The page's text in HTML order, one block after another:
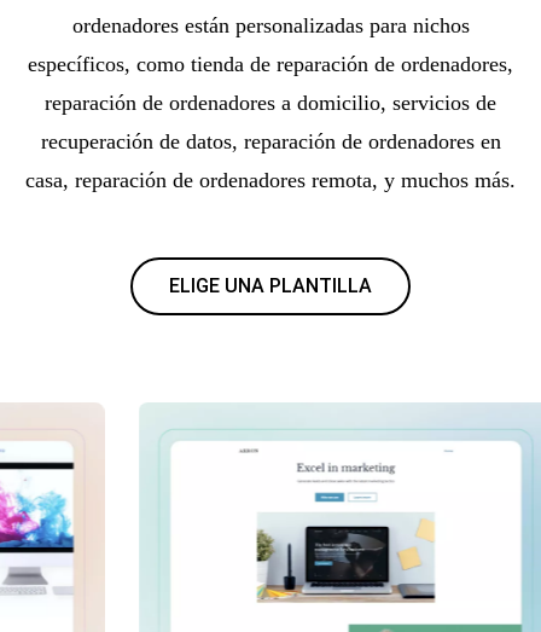
ordenadores están personalizadas para nichos
específicos, como tienda de reparación de ordenadores,
reparación de ordenadores a domicilio, servicios de
recuperación de datos, reparación de ordenadores en
casa, reparación de ordenadores remota, y muchos más.
ELIGE UNA PLANTILLA